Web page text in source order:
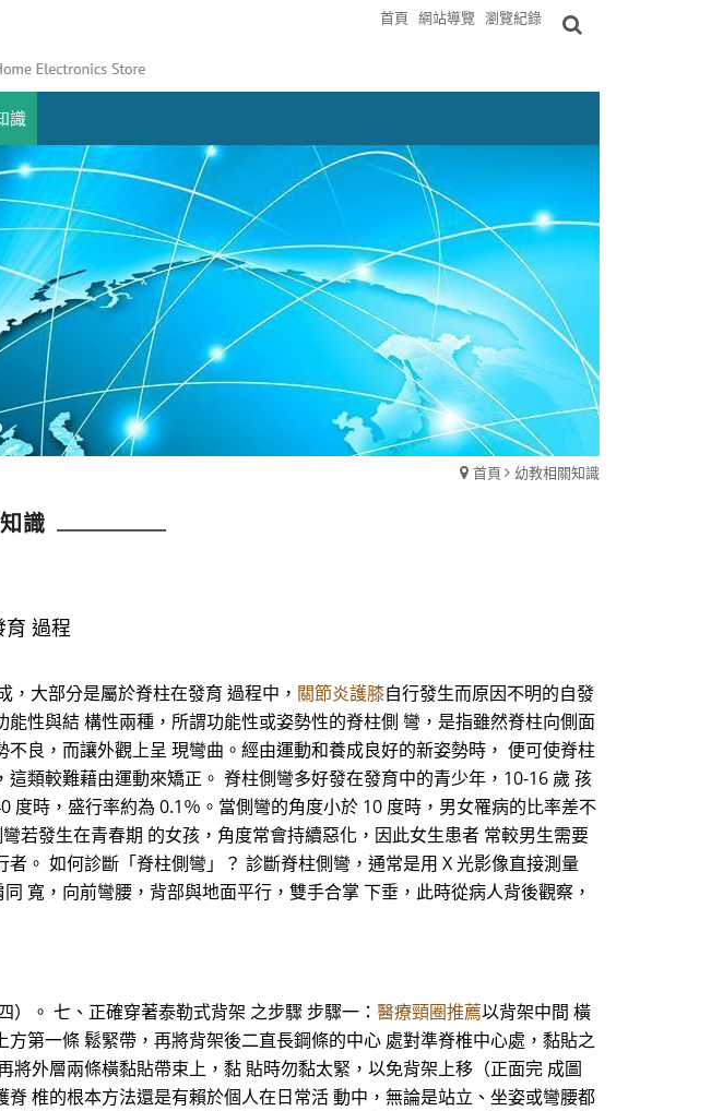
首頁 網站導覽 瀏覽紀錄
識
首頁 幼教相關知識
識
過程
大部分是屬於脊柱在發育 過程中， 關節炎護膝自行發生而原因不明的自發
性與結 構性兩種，所謂功能性或姿勢性的脊柱側 彎，是指雖然脊柱向側面
良，而讓外觀上呈 現彎曲。經由運動和養成良好的新姿勢時， 便可使脊柱
類較難藉由運動來矯正。 脊柱側彎多好發在發育中的青少年，10-16 歲 孩
時，盛行率約為 0.1％。當側彎的角度小於 10 度時，男女罹病的比率差不
若發生在青春期 的女孩，角度常會持續惡化，因此女生患者 常較男生需要
。 如何診斷「脊柱側彎」？ 診斷脊柱側彎，通常是用 X 光影像直接測量
寬，向前彎腰，背部與地面平行，雙手合掌 下垂，此時從病人背後觀察，
。 七、正確穿著泰勒式背架 之步驟 步驟一： 醫療頸圈推薦以背架中間 橫
第一條 鬆緊帶，再將背架後二直長鋼條的中心 處對準脊椎中心處，黏貼之
外層兩條橫黏貼帶束上，黏 貼時勿黏太緊，以免背架上移（正面完 成圖
椎的根本方法還是有賴於個人在日常活 動中，無論是站立、坐姿或彎腰都